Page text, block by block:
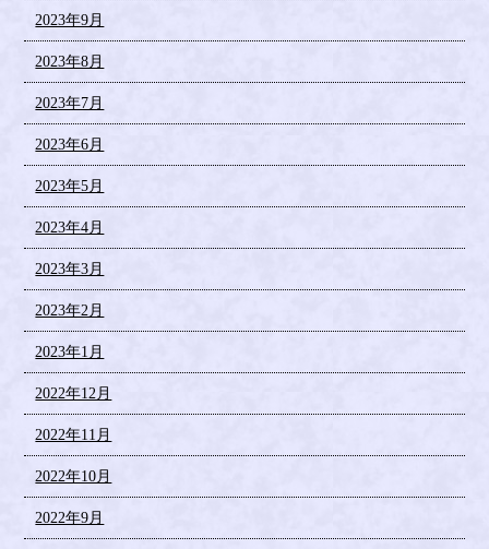
2023年9月
2023年8月
2023年7月
2023年6月
2023年5月
2023年4月
2023年3月
2023年2月
2023年1月
2022年12月
2022年11月
2022年10月
2022年9月